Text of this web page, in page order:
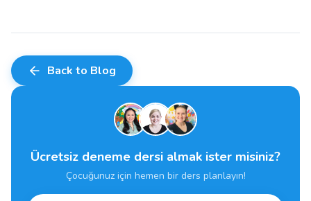
Back to Blog
Ücretsiz deneme dersi almak ister misiniz?
Çocuğunuz için hemen bir ders planlayın!